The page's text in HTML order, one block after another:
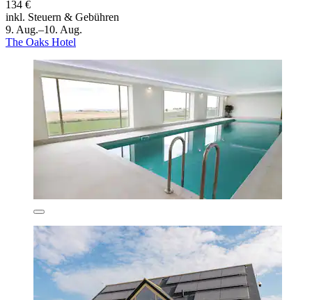
134 €
inkl. Steuern & Gebühren
9. Aug.–10. Aug.
The Oaks Hotel